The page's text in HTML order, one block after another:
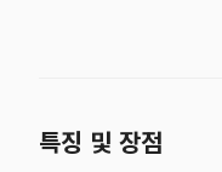
특징 및 장점